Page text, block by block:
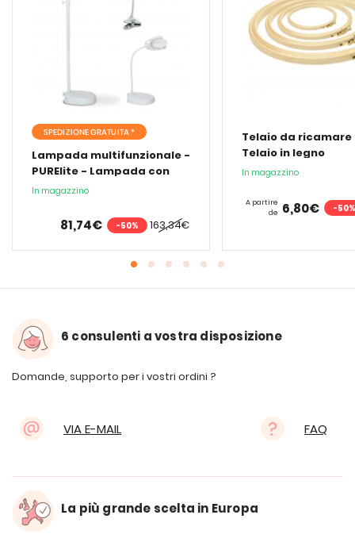
SPEDIZIONE GRATUITA *
Lampada multifunzionale -
PURElite - Lampada con
lente d'ingrandimento
In magazzino
163,34€
81,74€ -50%
Telaio da ricamare
Telaio in legno
In magazzino
A partire
de 6,80€ -50%
6 consulenti a vostra disposizione
Domande, supporto per i vostri ordini ?
VIA E-MAIL FAQ
La più grande scelta in Europa